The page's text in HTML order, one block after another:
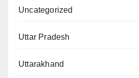
Uncategorized
Uttar Pradesh
Uttarakhand